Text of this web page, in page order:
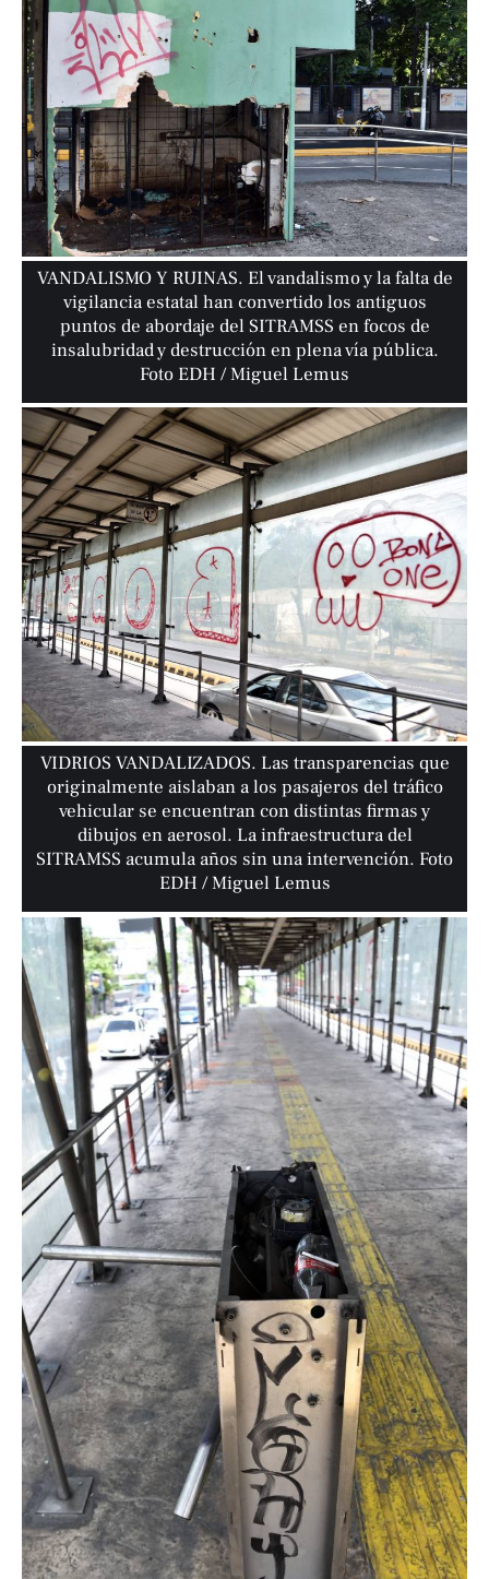
VANDALISMO Y RUINAS. El vandalismo y la falta de
vigilancia estatal han convertido los antiguos
puntos de abordaje del SITRAMSS en focos de
insalubridad y destrucción en plena vía pública.
Foto EDH / Miguel Lemus
VIDRIOS VANDALIZADOS. Las transparencias que
originalmente aislaban a los pasajeros del tráfico
vehicular se encuentran con distintas firmas y
dibujos en aerosol. La infraestructura del
SITRAMSS acumula años sin una intervención. Foto
EDH / Miguel Lemus